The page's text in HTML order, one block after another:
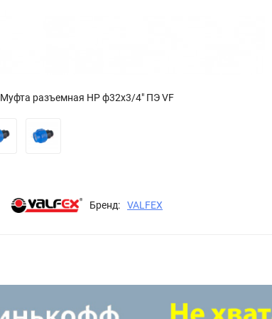
Муфта разъемная НР ф32х3/4" ПЭ VF
Бренд: VALFEX